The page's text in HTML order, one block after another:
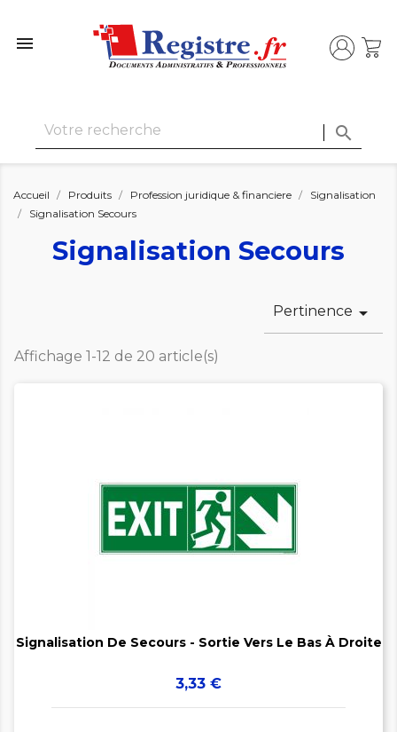


Accueil Produits Profession juridique & financiere
Signalisation
Signalisation Secours
Signalisation Secours
Pertinence 
Affichage 1-12 de 20 article(s)
Signalisation De Secours - Sortie Vers Le Bas À Droite
Prix
3,33 €